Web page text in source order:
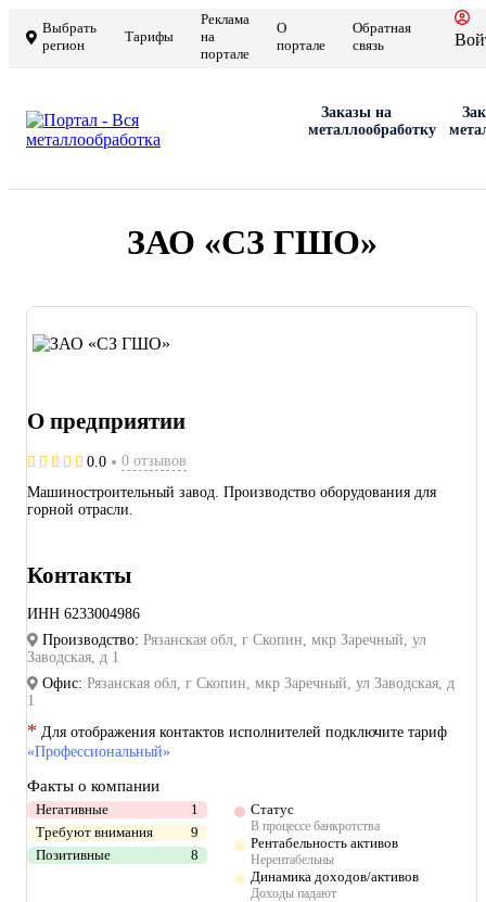
Выбрать
регион
Тарифы
Реклама
на
портале
О
портале
Обратная
связь
Заказы на
металлообработку
ЗАО «СЗ ГШО»
О предприятии
0.0
0 отзывов
Машиностроительный завод. Производство оборудования для
горной отрасли.
Контакты
ИНН 6233004986
Производство: Рязанская обл, г Скопин, мкр Заречный, ул
Заводская, д 1
Офис: Рязанская обл, г Скопин, мкр Заречный, ул Заводская, д
1
* Для отображения контактов исполнителей подключите тариф
«Профессиональный»
Факты о компании
Негативные
1
Требуют внимания
9
Позитивные
8
Статус
В процессе банкротства
Рентабельность активов
Нерентабельны
Динамика доходов/активов
Доходы падают